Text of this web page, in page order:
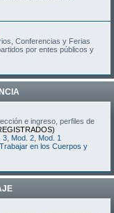
Conferencias y Ferias
por entes públicos y
e ingreso, perfiles de
3 Mod. 2 Mod. 1
Trabajar en los Cuerpos y